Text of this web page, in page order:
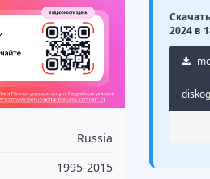
Russia
1995-2015
2024 в